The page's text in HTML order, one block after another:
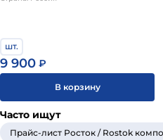
внутреннем
Вермикомпостеры. В
утилизация садовых
При выборе компостреров
шт.
9 900 ₽
В корзину
Часто ищут
Прайс-лист Росток / Rostok